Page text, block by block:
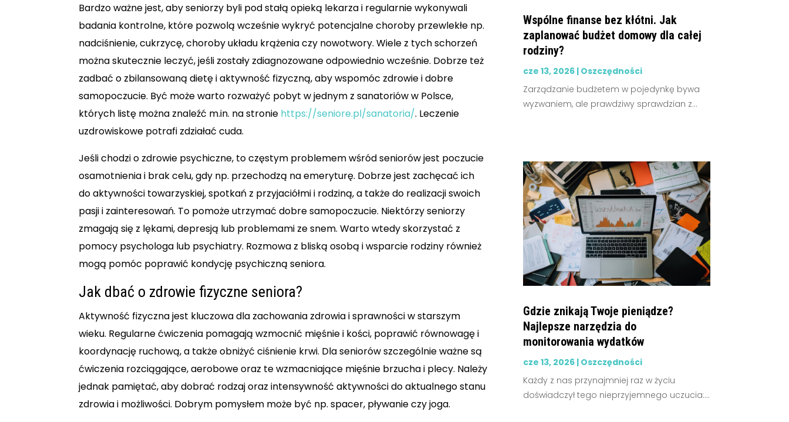
Bardzo ważne jest, aby seniorzy byli pod stałą opieką lekarza i regularnie wykonywali
badania kontrolne, które pozwolą wcześnie wykryć potencjalne choroby przewlekłe np.
nadciśnienie, cukrzycę, choroby układu krążenia czy nowotwory. Wiele z tych schorzeń
można skutecznie leczyć, jeśli zostały zdiagnozowane odpowiednio wcześnie. Dobrze też
zadbać o zbilansowaną dietę i aktywność fizyczną, aby wspomóc zdrowie i dobre
samopoczucie. Być może warto rozważyć pobyt w jednym z sanatoriów w Polsce,
których listę można znaleźć m.in. na stronie https://seniore.pl/sanatoria/. Leczenie
uzdrowiskowe potrafi zdziałać cuda.
Jeśli chodzi o zdrowie psychiczne, to częstym problemem wśród seniorów jest poczucie
osamotnienia i brak celu, gdy np. przechodzą na emeryturę. Dobrze jest zachęcać ich
do aktywności towarzyskiej, spotkań z przyjaciółmi i rodziną, a także do realizacji swoich
pasji i zainteresowań. To pomoże utrzymać dobre samopoczucie. Niektórzy seniorzy
zmagają się z lękami, depresją lub problemami ze snem. Warto wtedy skorzystać z
pomocy psychologa lub psychiatry. Rozmowa z bliską osobą i wsparcie rodziny również
mogą pomóc poprawić kondycję psychiczną seniora.
Jak dbać o zdrowie fizyczne seniora?
Aktywność fizyczna jest kluczowa dla zachowania zdrowia i sprawności w starszym
wieku. Regularne ćwiczenia pomagają wzmocnić mięśnie i kości, poprawić równowagę i
koordynację ruchową, a także obniżyć ciśnienie krwi. Dla seniorów szczególnie ważne są
ćwiczenia rozciągające, aerobowe oraz te wzmacniające mięśnie brzucha i plecy. Należy
jednak pamiętać, aby dobrać rodzaj oraz intensywność aktywności do aktualnego stanu
zdrowia i możliwości. Dobrym pomysłem może być np. spacer, pływanie czy joga.
Wspólne finanse bez kłótni. Jak
zaplanować budżet domowy dla całej
rodziny?
cze 13, 2026| Oszczędności
Zarządzanie budżetem w pojedynkę bywa
wyzwaniem, ale prawdziwy sprawdzian z...
Gdzie znikają Twoje pieniądze?
Najlepsze narzędzia do
monitorowania wydatków
cze 13, 2026| Oszczędności
Każdy z nas przynajmniej raz w życiu
doświadczył tego nieprzyjemnego uczucia:...